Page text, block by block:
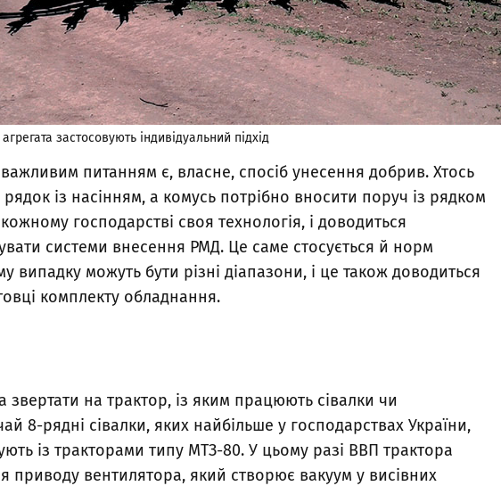
застосовують індивідуальний підхід
питанням є, власне, спосіб унесення добрив. Хтось
із насінням, а комусь потрібно вносити поруч із рядком
господарстві своя технологія, і доводиться
системи внесення РМД. Це саме стосується й норм
випадку можуть бути різні діапазони, і це також доводиться
комплекту обладнання.
звертати на трактор, із яким працюють сівалки чи
8-рядні сівалки, яких найбільше у господарствах України,
із тракторами типу МТЗ-80. У цьому разі ВВП трактора
приводу вентилятора, який створює вакуум у висівних